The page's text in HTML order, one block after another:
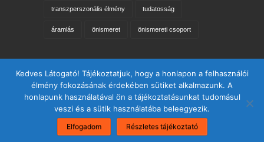
transzperszonális élmény tudatosság
áramlás önismeret önismereti csoport
Keresés az oldalon
Kedves Látogató! Tájékoztatjuk, hogy a honlapon a felhasználói
élmény fokozásának érdekében sütiket alkalmazunk. A
honlapunk használatával ön a tájékoztatásunkat tudomásul
veszi és a sütik használatába beleegyezik.
Elfogadom Részletes tájékoztató